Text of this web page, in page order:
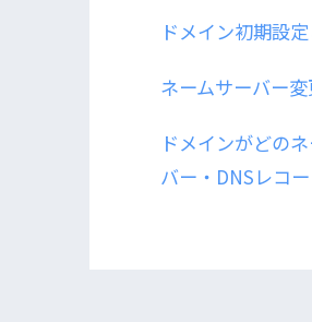
ドメイン初期設
ネームサーバー
ドメインがどの
バー・DNSレコー